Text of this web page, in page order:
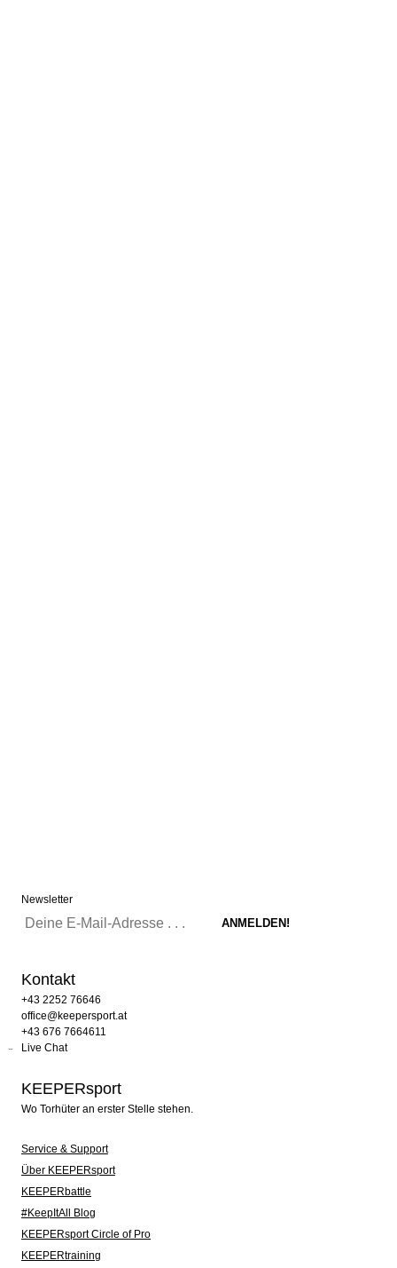
Newsletter
Kontakt
+43 2252 76646
office@keepersport.at
+43 676 7664611
Live Chat
KEEPERsport
Wo Torhüter an erster Stelle stehen.
Service & Support
Über KEEPERsport
KEEPERbattle
#KeepItAll Blog
KEEPERsport Circle of Pro
KEEPERtraining